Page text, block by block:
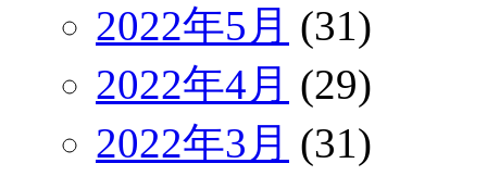
2022年5月 (31)
2022年4月 (29)
2022年3月 (31)